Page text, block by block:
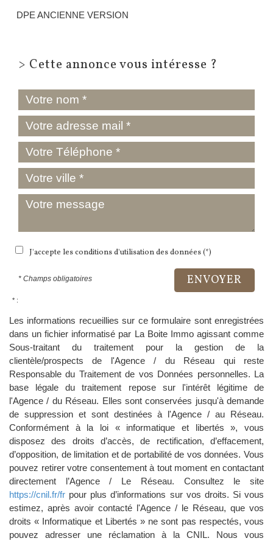
DPE ANCIENNE VERSION
> Cette annonce vous intéresse ?
J'accepte les conditions d'utilisation des données (*)
* Champs obligatoires ENVOYER
* :
Les informations recueillies sur ce formulaire sont enregistrées
dans un fichier informatisé par La Boite Immo agissant comme
Sous-traitant du traitement pour la gestion de la
clientèle/prospects de l'Agence / du Réseau qui reste
Responsable du Traitement de vos Données personnelles. La
base légale du traitement repose sur l'intérêt légitime de
l'Agence / du Réseau. Elles sont conservées jusqu'à demande
de suppression et sont destinées à l'Agence / au Réseau.
Conformément à la loi « informatique et libertés », vous
disposez des droits d’accès, de rectification, d’effacement,
d’opposition, de limitation et de portabilité de vos données. Vous
pouvez retirer votre consentement à tout moment en contactant
directement l’Agence / Le Réseau. Consultez le site
https://cnil.fr/fr pour plus d’informations sur vos droits. Si vous
estimez, après avoir contacté l'Agence / le Réseau, que vos
droits « Informatique et Libertés » ne sont pas respectés, vous
pouvez adresser une réclamation à la CNIL. Nous vous